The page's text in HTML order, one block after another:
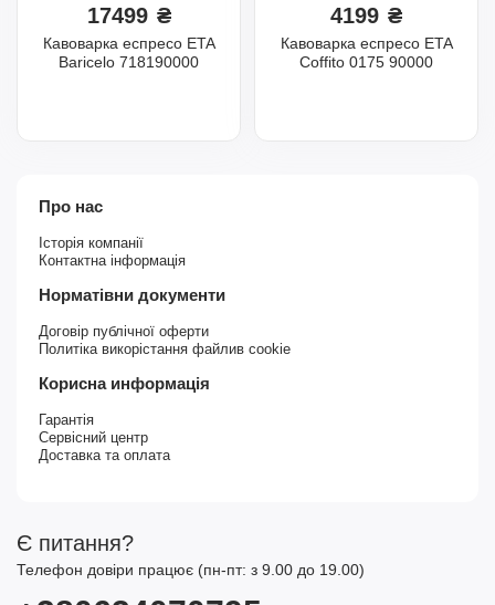
17499 ₴
Кавоварка еспресо ETA
Baricelo 718190000
4199 ₴
Кавоварка еспресо ETA
Coffito 0175 90000
Про нас
Історія компанії
Контактна інформація
Норматівни документи
Договір публічної оферти
Политіка викорістання файлив cookie
Корисна информація
Гарантія
Сервісний центр
Доставка та оплата
Є питання?
Телефон довіри працює (пн-пт: з 9.00 до 19.00)